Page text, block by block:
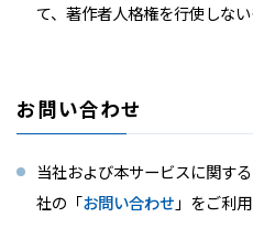
て、著作者人格権を行使しない
お問い合わせ
当社および本サービスに関す
社の「お問い合わせ 」をご利